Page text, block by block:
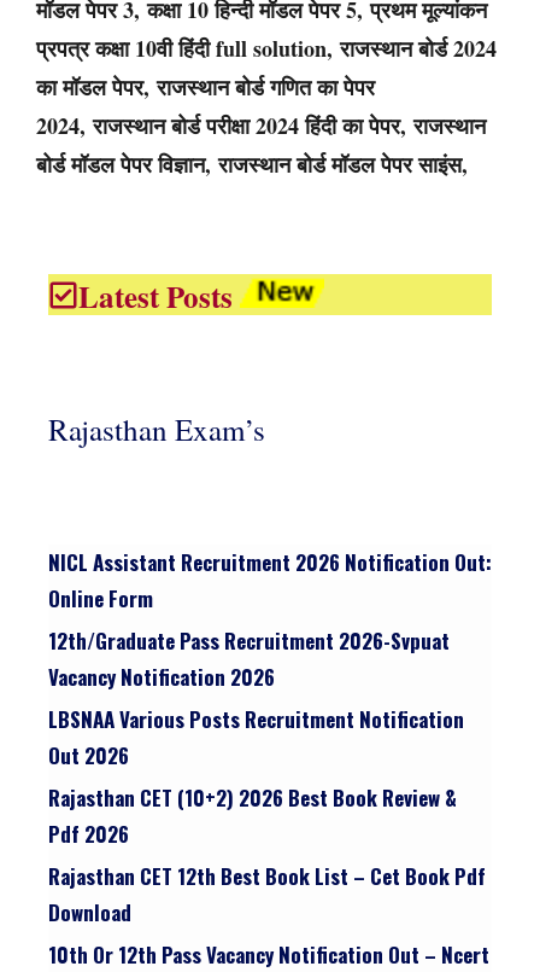
मॉडल पेपर 3, कक्षा 10 हिन्दी मॉडल पेपर 5, प्रथम मूल्यांकन
प्रपत्र कक्षा 10वी हिंदी full solution, राजस्थान बोर्ड 2024
का मॉडल पेपर, राजस्थान बोर्ड गणित का पेपर
2024, राजस्थान बोर्ड परीक्षा 2024 हिंदी का पेपर, राजस्थान
बोर्ड मॉडल पेपर विज्ञान, राजस्थान बोर्ड मॉडल पेपर साइंस,
Latest Posts
Rajasthan Exam’s
NICL Assistant Recruitment 2026 Notification Out:
Online Form
12th/graduate Pass Recruitment 2026-Svpuat
Vacancy Notification 2026
LBSNAA Various Posts Recruitment Notification
Out 2026
Rajasthan CET (10+2) 2026 Best Book Review &
Pdf 2026
Rajasthan CET 12th Best Book List – Cet Book Pdf
Download
10th Or 12th Pass Vacancy Notification Out – Ncert